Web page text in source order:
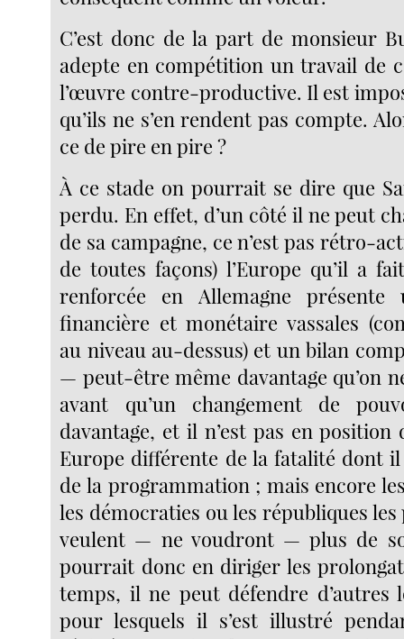
C’est donc de la part de monsieur
adepte en compétition un travail de
l’œuvre contre-productive. Il est
qu’ils ne s’en rendent pas compte.
ce de pire en pire ?
À ce stade on pourrait se dire que
perdu. En effet, d’un côté il ne peut
de sa campagne, ce n’est pas rétro-
de toutes façons) l’Europe qu’il a
renforcée en Allemagne présente
financière et monétaire vassales
au niveau au-dessus) et un bilan
— peut-être même davantage qu’on
avant qu’un changement de
davantage, et il n’est pas en
Europe différente de la fatalité dont il
de la programmation ; mais encore
les démocraties ou les républiques
veulent — ne voudront — plus de
pourrait donc en diriger les
temps, il ne peut défendre d’autres
pour lesquels il s’est illustré